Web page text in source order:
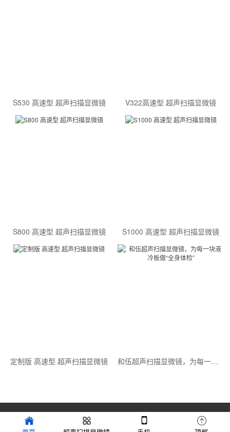
S530 高速型 超声扫描显微镜 V322高速型 超声扫描显微镜
S800 高速型 超声扫描显微镜 S1000 高速型 超声扫描显微镜
定制版 高速型 超声扫描显微镜 和伍超声扫描显微镜，为每一块液冷板做“全身体检”
Copyright © 2023 上海和伍精密仪器股份有限公司 版权所有 备案